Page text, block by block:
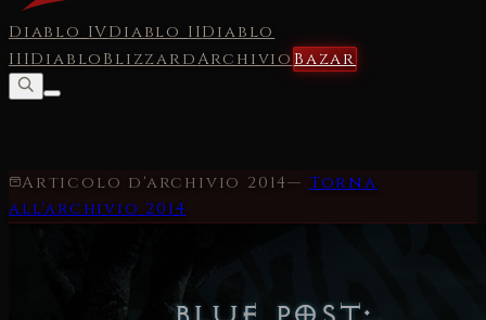
Diablo IVDiablo IIDiablo
IIIDiabloBlizzardArchivioBazar
Articolo d'archivio 2014—Torna
all'archivio2014